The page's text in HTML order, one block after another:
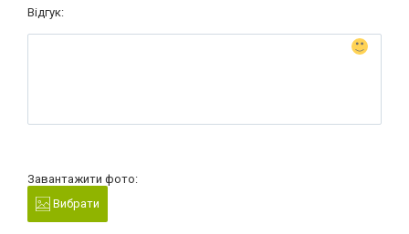
Відгук:
Завантажити фото:
Вибрати